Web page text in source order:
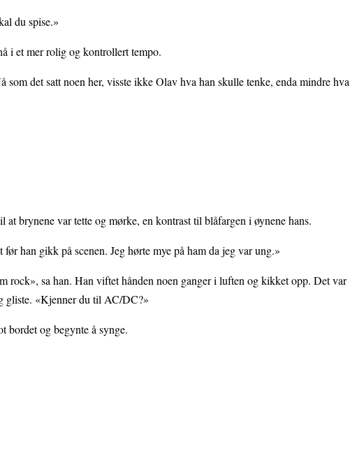
du spise.»
i et mer rolig og kontrollert tempo.
som det satt noen her, visste ikke Olav hva han skulle tenke, enda mindre hva
brynene var tette og mørke, en kontrast til blåfargen i øynene hans.
han gikk på scenen. Jeg hørte mye på ham da jeg var ung.»
rock», sa han. Han viftet hånden noen ganger i luften og kikket opp. Det var
gliste. «Kjenner du til AC/DC?»
bordet og begynte å synge.